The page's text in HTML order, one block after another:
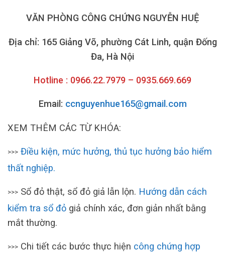
VĂN PHÒNG CÔNG CHỨNG NGUYỄN HUỆ
Địa chỉ: 165 Giảng Võ, phường Cát Linh, quận Đống
Đa, Hà Nội
Hotline : 0966.22.7979 – 0935.669.669
Email: ccnguyenhue165@gmail.com
XEM THÊM CÁC TỪ KHÓA:
>>> Điều kiện, mức hưởng, thủ tục hưởng bảo hiểm
thất nghiệp.
>>> Sổ đỏ thật, sổ đỏ giả lẫn lộn. Hướng dẫn cách
kiểm tra sổ đỏ giả chính xác, đơn giản nhất bằng
mắt thường.
>>> Chi tiết các bước thực hiện công chứng hợp